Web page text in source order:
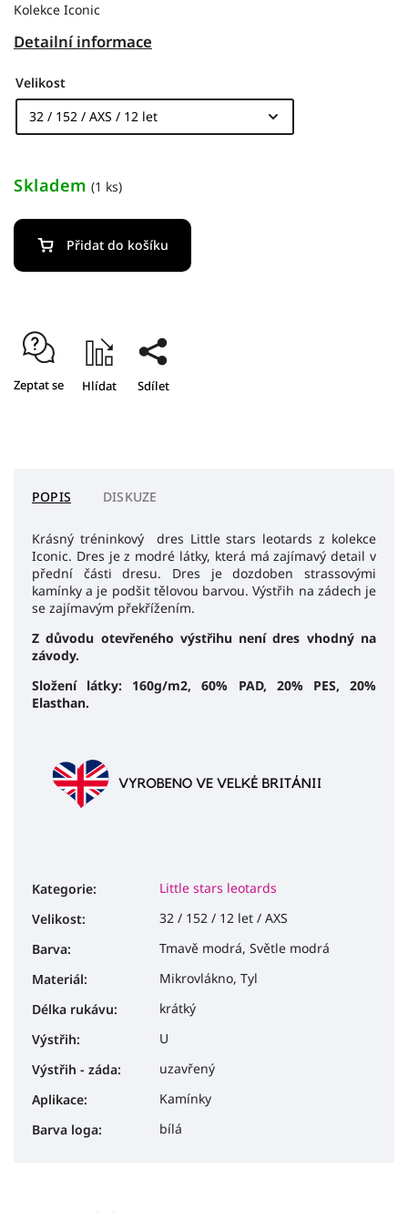
Kolekce Iconic
Detailní informace
Velikost
Skladem (1 ks)
Přidat do košíku
Zeptat se Hlídat Sdílet
POPIS DISKUZE
Krásný tréninkový dres Little stars leotards z kolekce
Iconic. Dres je z modré látky, která má zajímavý detail v
přední části dresu. Dres je dozdoben strassovými
kamínky a je podšit tělovou barvou. Výstřih na zádech je
se zajímavým překřížením.
Z důvodu otevřeného výstřihu není dres vhodný na
závody.
Složení látky: 160g/m2, 60% PAD, 20% PES, 20%
Elasthan.
Kategorie:
Little stars leotards
Velikost:
32 / 152 / 12 let / AXS
Barva:
Tmavě modrá, Světle modrá
Materiál:
Mikrovlákno, Tyl
Délka rukávu:
krátký
Výstřih:
U
Výstřih - záda:
uzavřený
Aplikace:
Kamínky
Barva loga: bílá